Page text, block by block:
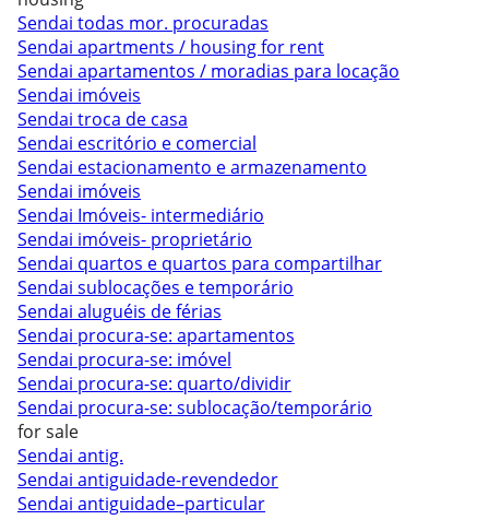
Sendai todas mor. procuradas
Sendai apartments / housing for rent
Sendai apartamentos / moradias para locação
Sendai imóveis
Sendai troca de casa
Sendai escritório e comercial
Sendai estacionamento e armazenamento
Sendai imóveis
Sendai Imóveis- intermediário
Sendai imóveis- proprietário
Sendai quartos e quartos para compartilhar
Sendai sublocações e temporário
Sendai aluguéis de férias
Sendai procura-se: apartamentos
Sendai procura-se: imóvel
Sendai procura-se: quarto/dividir
Sendai procura-se: sublocação/temporário
for sale
Sendai antig.
Sendai antiguidade-revendedor
Sendai antiguidade–particular